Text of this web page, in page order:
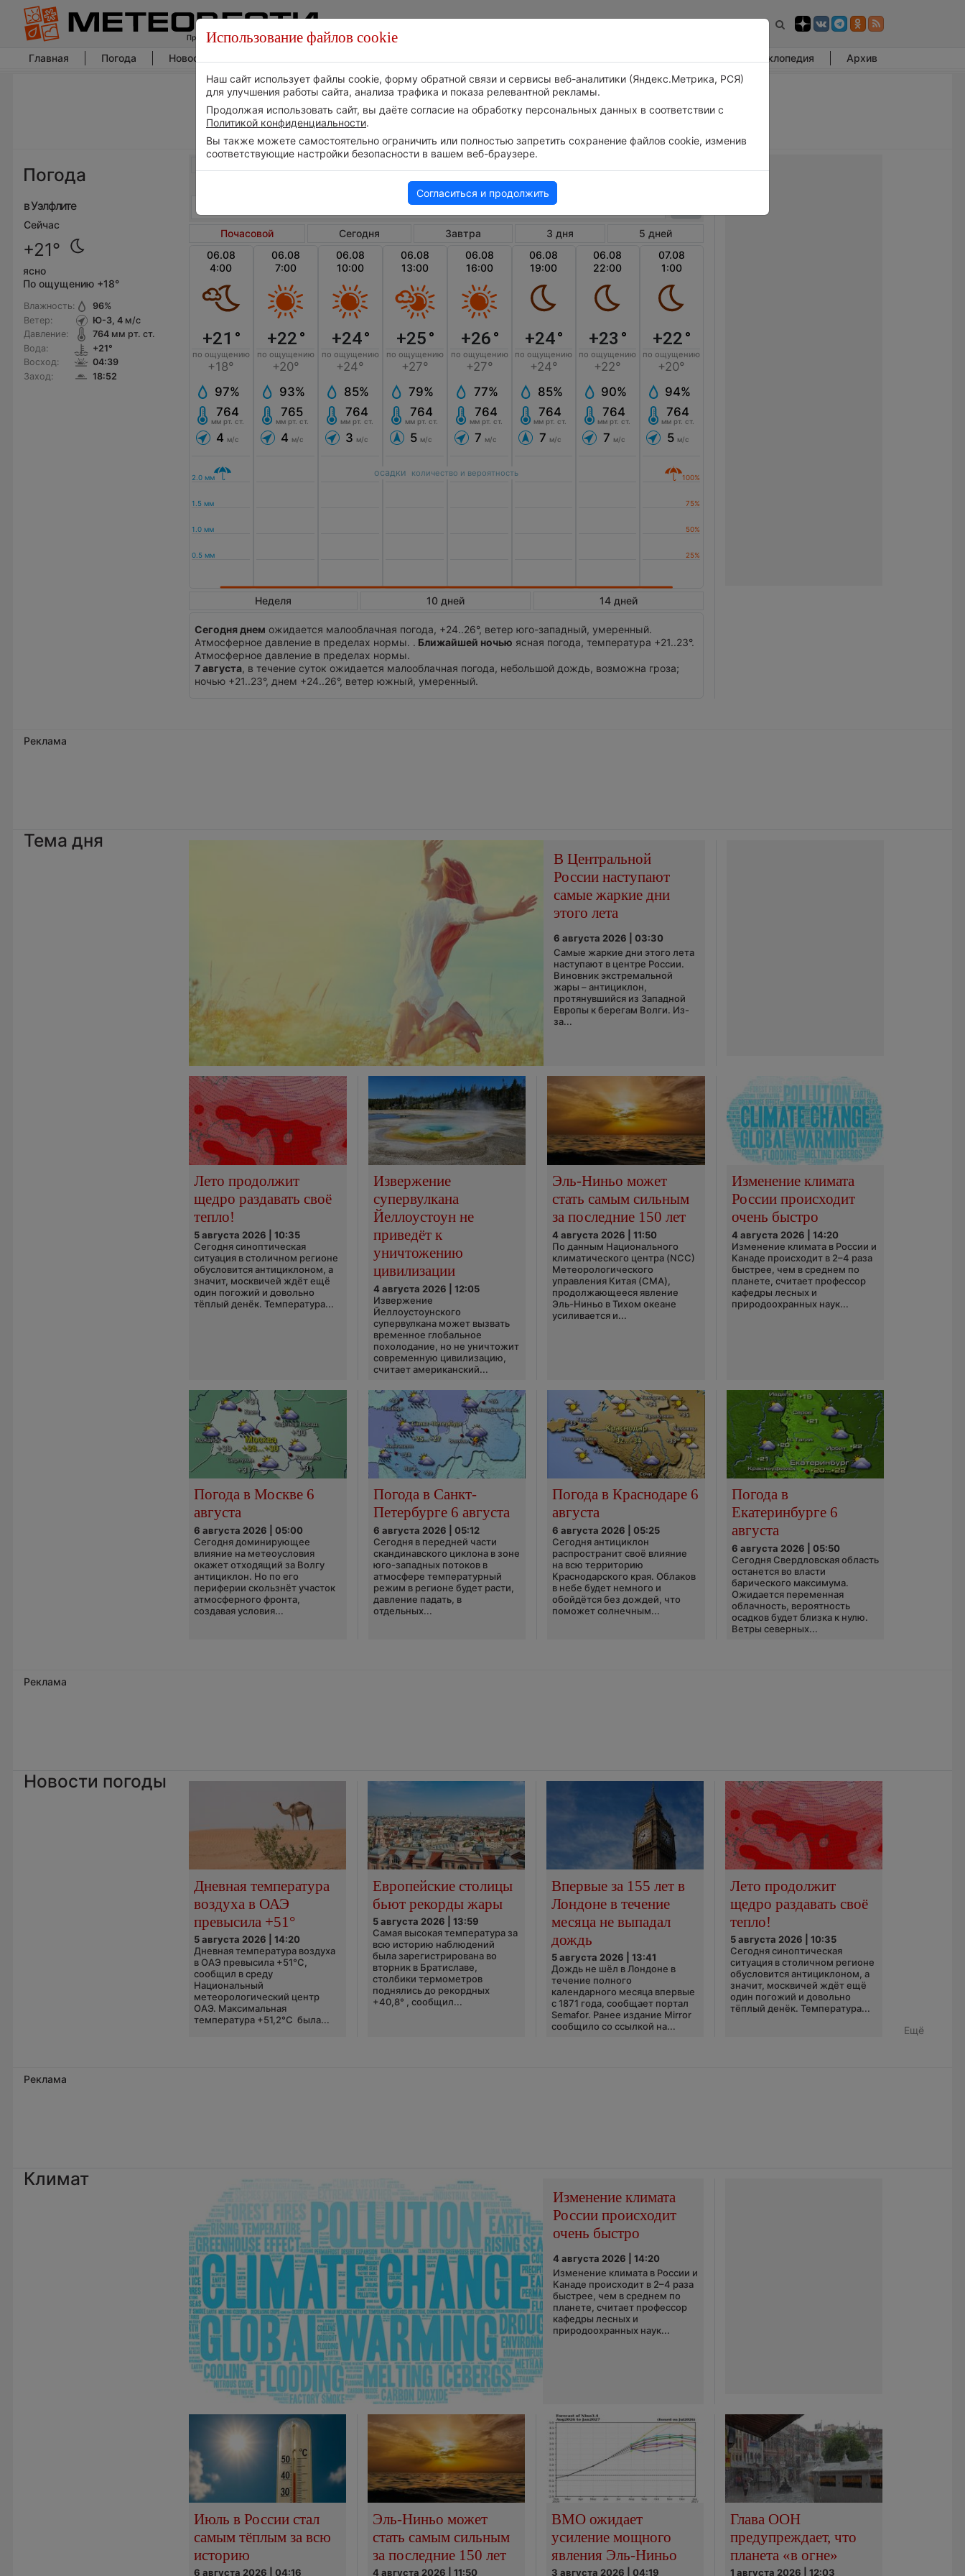
Главная Погода Новости погоды Энциклопедия Архив
Погода
в Уэлфлите
Сейчас
+21°
ясно
По ощущению +18°
Влажность:
Ветер:
Давление:
Вода:
Восход:
Заход:
96%
Ю-З, 4м/с
764мм рт. ст.
+21°
04:39
18:52
Почасовой прогноз погоды в Уэлфлите
Почасовой Сегодня Завтра 3 дня
5 дней
06.08
4:00
+21 °
по ощущению
+18°
97%
764
мм рт. ст.
4 м/с
06.08
7:00
+22°
по ощущению
+20°
93%
765
мм рт. ст.
4 м/с
06.08
10:00
+24°
по ощущению
+24°
85%
764
мм рт. ст.
3 м/с
06.08
13:00
+25°
по ощущению
+27°
79%
764
мм рт. ст.
5 м/с
06.08
16:00
+26°
по ощущению
+27°
77%
764
мм рт. ст.
7 м/с
06.08
19:00
+24°
по ощущению
+24°
85%
764
мм рт. ст.
7 м/с
06.08
22:00
+23 °
по ощущению
+22°
90%
764
мм рт. ст.
7 м/с
07.08
1:00
+22°
по ощущению
+20°
94%
764
мм рт. ст.
5 м/с
осадки количество и вероятность
Неделя 10 дней 14 дней
Сегодня днем ожидается малооблачная погода, +24..26°, ветер юго-западный, умеренный.
Атмосферное давление в пределах нормы. . Ближайшей ночью ясная погода, температура +21..23°.
Атмосферное давление в пределах нормы.
7 августа, в течение суток ожидается малооблачная погода, небольшой дождь, возможна гроза;
ночью +21..23°, днем +24..26°, ветер южный, умеренный.
Реклама
Тема дня
В Центральной
России наступают
самые жаркие дни
этого лета
6 августа 2026 | 03:30
Самые жаркие дни этого лета
наступают в центре России.
Виновник экстремальной
жары – антициклон,
протянувшийся из Западной
Европы к берегам Волги. Из-
за...
Лето продолжит
щедро раздавать своё
тепло!
5 августа 2026 | 10:35
Сегодня синоптическая
ситуация в столичном регионе
обусловится антициклоном, а
значит, москвичей ждёт ещё
один погожий и довольно
тёплый денёк. Температура...
Извержение
супервулкана
Йеллоустоун не
приведёт к
уничтожению
цивилизации
4 августа 2026 | 12:05
Извержение
Йеллоустоунского
супервулкана может вызвать
временное глобальное
похолодание, но не уничтожит
современную цивилизацию,
считает американский...
Эль-Ниньо может
стать самым сильным
за последние 150 лет
4 августа 2026 | 11:50
По данным Национального
климатического центра (NCC)
Метеорологического
управления Китая (CMA),
продолжающееся явление
Эль-Ниньо в Тихом океане
усиливается и...
Изменение климата
России происходит
очень быстро
4 августа 2026 | 14:20
Изменение климата в России и
Канаде происходит в 2–4 раза
быстрее, чем в среднем по
планете, считает профессор
кафедры лесных и
природоохранных наук...
Погода в Москве 6
августа
6 августа 2026 | 05:00
Сегодня доминирующее
влияние на метеоусловия
окажет отходящий за Волгу
антициклон. Но по его
периферии скользнёт участок
атмосферного фронта,
создавая условия...
Погода в Санкт-
Петербурге 6 августа
6 августа 2026 | 05:12
Сегодня в передней части
скандинавского циклона в зоне
юго-западных потоков в
атмосфере температурный
режим в регионе будет расти,
давление падать, в
отдельных...
Погода в Краснодаре 6
августа
6 августа 2026 | 05:25
Сегодня антициклон
распространит своё влияние
на всю территорию
Краснодарского края. Облаков
в небе будет немного и
обойдётся без дождей, что
поможет солнечным...
Погода в
Екатеринбурге 6
августа
6 августа 2026 | 05:50
Сегодня Свердловская область
останется во власти
барического максимума.
Ожидается переменная
облачность, вероятность
осадков будет близка к нулю.
Ветры северных...
Реклама
Новости погоды
Дневная температура
воздуха в ОАЭ
превысила +51°
5 августа 2026 | 14:20
Дневная температура воздуха
в ОАЭ превысила +51°C,
сообщил в среду
Национальный
метеорологический центр
ОАЭ. Максимальная
температура +51,2°C была...
Европейские столицы
бьют рекорды жары
5 августа 2026 | 13:59
Самая высокая температура за
всю историю наблюдений
была зарегистрирована во
вторник в Братиславе,
столбики термометров
поднялись до рекордных
+40,8° , сообщил...
Впервые за 155 лет в
Лондоне в течение
месяца не выпадал
дождь
5 августа 2026 | 13:41
Дождь не шёл в Лондоне в
течение полного
календарного месяца впервые
с 1871 года, сообщает портал
Semafor. Ранее издание Mirror
сообщило со ссылкой на...
Лето продолжит
щедро раздавать своё
тепло!
5 августа 2026 | 10:35
Сегодня синоптическая
ситуация в столичном регионе
обусловится антициклоном, а
значит, москвичей ждёт ещё
один погожий и довольно
тёплый денёк. Температура...
Ещё
Реклама
Климат
Изменение климата
России происходит
очень быстро
4 августа 2026 | 14:20
Изменение климата в России и
Канаде происходит в 2–4 раза
быстрее, чем в среднем по
планете, считает профессор
кафедры лесных и
природоохранных наук...
Июль в России стал
самым тёплым за всю
историю
6 августа 2026 | 04:16
Эль-Ниньо может
стать самым сильным
за последние 150 лет
4 августа 2026 | 11:50
ВМО ожидает
усиление мощного
явления Эль-Ниньо
3 августа 2026 | 04:19
Глава ООН
предупреждает, что
планета «в огне»
1 августа 2026 | 12:03
Использование файлов cookie
Наш сайт использует файлы cookie, форму обратной связи и сервисы веб-аналитики (Яндекс.Метрика, РСЯ)
для улучшения работы сайта, анализа трафика и показа релевантной рекламы.
Продолжая использовать сайт, вы даёте согласие на обработку персональных данных в соответствии с
Политикой конфиденциальности.
Вы также можете самостоятельно ограничить или полностью запретить сохранение файлов cookie, изменив
соответствующие настройки безопасности в вашем веб-браузере.
Согласиться и продолжить